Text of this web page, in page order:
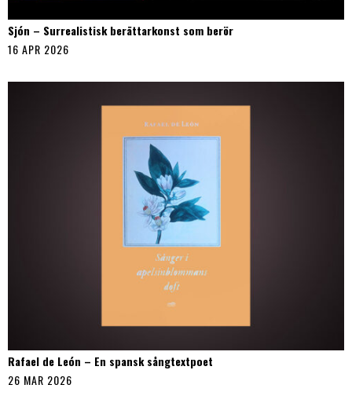
Sjón – Surrealistisk berättarkonst som berör
16 APR 2026
Rafael de León – En spansk sångtextpoet
26 MAR 2026